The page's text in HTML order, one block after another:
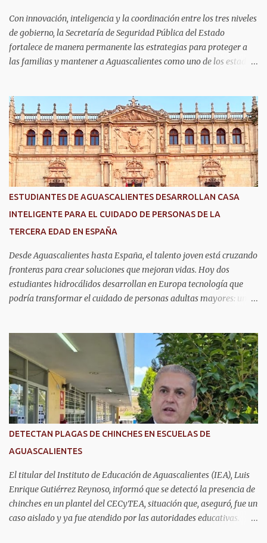
Con innovación, inteligencia y la coordinación entre los tres niveles
de gobierno, la Secretaría de Seguridad Pública del Estado
fortalece de manera permanente las estrategias para proteger a
las familias y mantener a Aguascalientes como uno de los estados
aérea, brindar apoyo táctico a los operativos de seguridad,
realizar traslados aeromédicos y participar en el transporte de
órganos, fortaleciendo la capacidad de respuesta de las
instituciones ante situaciones que requieren atención inmediata.
En reconocimiento a su liderazgo al mando del helicóptero Fuerza
Uno y a la contribución de esta aeronave en las operaciones de
seguridad y en los servicios de emergencia en Aguascalientes, el
Antonio Martínez Romo, fue distinguido durante el TechDay 2026.
Martínez Romo destacó que el helicóptero repres...
ESTUDIANTES DE AGUASCALIENTES DESARROLLAN CASA
INTELIGENTE PARA EL CUIDADO DE PERSONAS DE LA
TERCERA EDAD EN ESPAÑA
Desde Aguascalientes hasta España, el talento joven está cruzando
fronteras para crear soluciones que mejoran vidas. Hoy dos
estudiantes hidrocálidos desarrollan en Europa tecnología que
podría transformar el cuidado de personas adultas mayores: una
y Ernesto González Gómez, estudiantes de la Universidad
Politécnica de Aguascalientes (UPA), quienes actualmente realizan
una estancia académica en la Universidad de Alcalá, en España,
donde participan en un proyecto de innovación tecnológica con
impacto social. Ahí, trabajan en el desarrollo de un sistema que
combina sensores, comunicación inalámbrica y aplicaciones
digitales para monitorear la actividad dentro del hogar, con el
invadir su privacidad. Mientras Ernesto desarrolla la parte
electrónica que permite captar la información dentro de...
DETECTAN PLAGAS DE CHINCHES EN ESCUELAS DE
AGUASCALIENTES
El titular del Instituto de Educación de Aguascalientes (IEA), Luis
Enrique Gutiérrez Reynoso, informó que se detectó la presencia de
chinches en un plantel del CECyTEA, situación que, aseguró, fue un
caso aislado y ya fue atendido por las autoridades educativas.